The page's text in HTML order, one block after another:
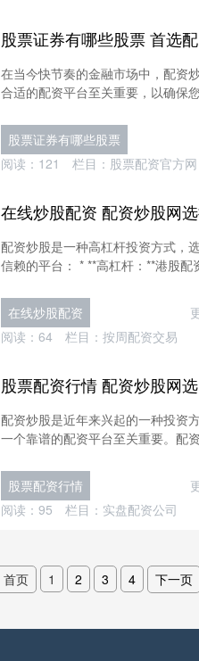
在当今快节奏的金融市场中，配资
合适的配资平台至关重要，以确保
股票证券有哪些股票
阅读： 121 栏目： 股票配资官方网
配资炒股是一种高杠杆投资方式，
信赖的平台： * **高杠杆：**港股
在线炒股配资
阅读： 64 栏目： 按周配资交易
股票配资行情 配资炒股网
配资炒股是近年来兴起的一种投资
一个靠谱的配资平台至关重要。配
股票配资行情
阅读： 95 栏目： 实盘配资公司
首页 1 2 3 4 下一页